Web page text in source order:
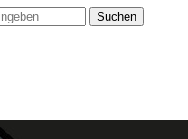
Suchen